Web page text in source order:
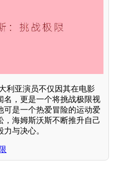
利亚演员不仅因其在电影
名，更是一个将挑战极限视
可是一个热爱冒险的运动爱
海姆斯沃斯不断推升自己
与决心。